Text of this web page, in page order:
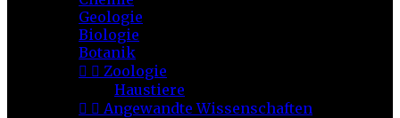
Geologie
Biologie
Botanik
  Zoologie
Haustiere
  Angewandte Wissenschaften